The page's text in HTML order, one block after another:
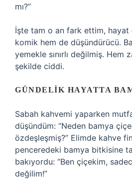
mı?”
İşte tam o an fark ettim, hayat
komik hem de düşündürücü.
yemekle sınırlı değilmiş.
şekilde ciddi.
GÜNDELIK HAYATTA
Sabah kahvemi yaparken
düşündüm: “Neden bamya
özdeşleşmiş?” Elimde kahve
penceredeki bamya bitkisine
bakıyordu: “Ben çiçekim,
değilim!”